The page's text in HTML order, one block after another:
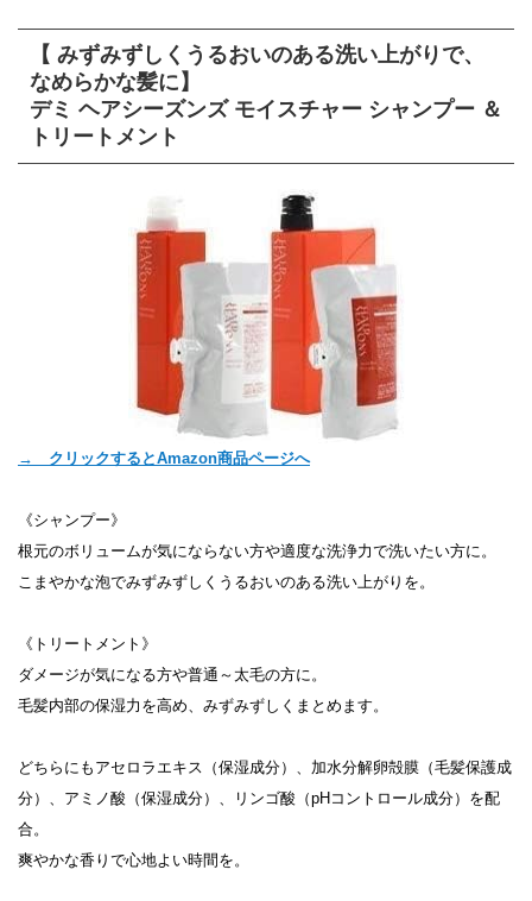
【 みずみずしくうるおいのある洗い上がりで、
なめらかな髪に】
デミ ヘアシーズンズ モイスチャー シャンプー ＆
トリートメント
→ クリックするとAmazon商品ページへ
《シャンプー》
根元のボリュームが気にならない方や適度な洗浄力で洗いたい方に。
こまやかな泡でみずみずしくうるおいのある洗い上がりを。
《トリートメント》
ダメージが気になる方や普通～太毛の方に。
毛髪内部の保湿力を高め、みずみずしくまとめます。
どちらにもアセロラエキス（保湿成分）、加水分解卵殻膜（毛髪保護成
分）、アミノ酸（保湿成分）、リンゴ酸（pHコントロール成分）を配
合。
爽やかな香りで心地よい時間を。